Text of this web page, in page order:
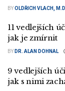
BYOLDŘICH VLACH,
11 vedlejších
jak je zmírnit
BY DR. ALAN DOHNAL
9 vedlejších
jak s nimi